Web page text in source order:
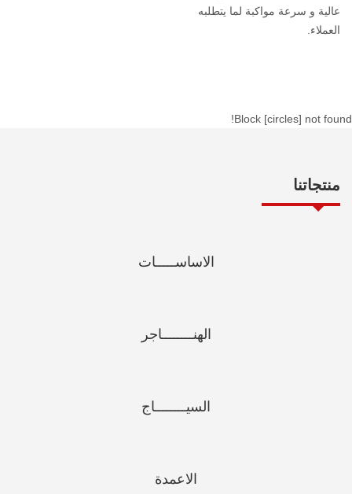
عالية و سرعة مواكبة لما يتطلبه
العملاء.
Block [circles] not found!
منتجاتنا
الاساســـــات
الهنــــــــاجر
السيــــــــاج
الاعمدة